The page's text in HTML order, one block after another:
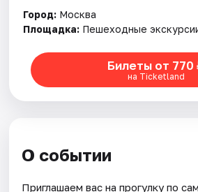
Город: Москва
Площадка: Пешеходные
Билеты от 770
на Ticketland
О событии
Приглашаем вас на прогулку по